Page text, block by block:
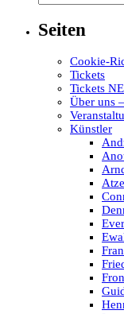
nach:
Seiten
Cookie-
Tickets
Tickets
Über uns
Künstler